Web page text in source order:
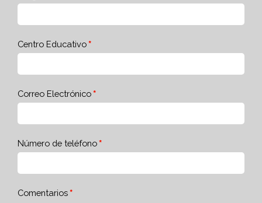
Centro Educativo
Correo Electrónico
Número de teléfono
Comentarios